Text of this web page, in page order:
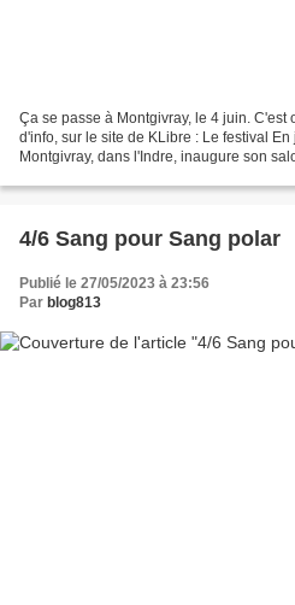
Ça se passe à Montgivray, le 4 juin.
d'info, sur le site de KLibre : Le festival
Montgivray, dans l'Indre, inaugure son
4/6 Sang pour Sang polar
Publié le 27/05/2023 à 23:56
Par blog813